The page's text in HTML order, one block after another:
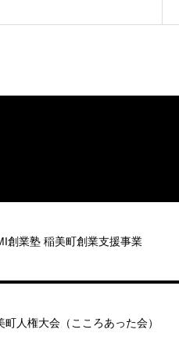
創業塾 稲美町創業支援事業
町人権大会（こころあった会）